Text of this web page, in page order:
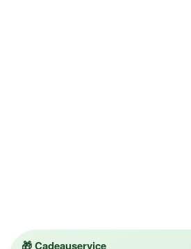
🎁 Cadeauservice